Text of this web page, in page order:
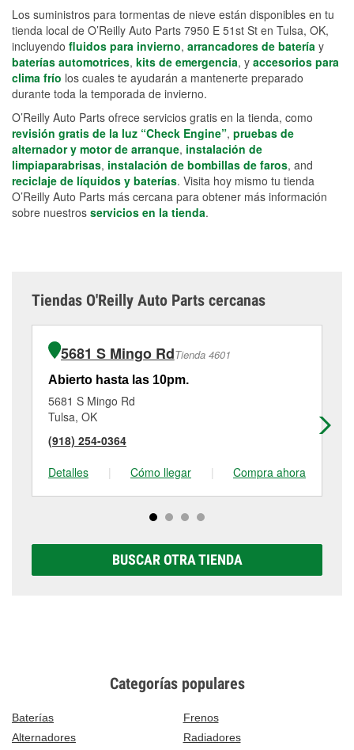
Los suministros para tormentas de nieve están disponibles en tu
tienda local de O’Reilly Auto Parts 7950 E 51st St en Tulsa, OK,
incluyendo fluidos para invierno, arrancadores de batería y
baterías automotrices, kits de emergencia, y accesorios para
clima frío los cuales te ayudarán a mantenerte preparado
durante toda la temporada de invierno.
O’Reilly Auto Parts ofrece servicios gratis en la tienda, como
revisión gratis de la luz “Check Engine”, pruebas de
alternador y motor de arranque, instalación de
limpiaparabrisas, instalación de bombillas de faros, and
reciclaje de líquidos y baterías. Visita hoy mismo tu tienda
O’Reilly Auto Parts más cercana para obtener más información
sobre nuestros servicios en la tienda.
Tiendas O'Reilly Auto Parts cercanas
5681 S Mingo RdTienda 4601
Abierto hasta las 10pm.
5681 S Mingo Rd
Tulsa, OK
(918) 254-0364
Detalles
| Cómo llegar | Compra ahora
BUSCAR OTRA TIENDA
Categorías populares
Baterías
Frenos
Alternadores
Radiadores